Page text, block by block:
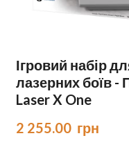
Ігровий набір
лазерних боїв -
Laser X One
2 255.00  грн